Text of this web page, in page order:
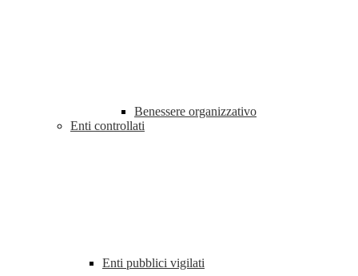
Benessere organizzativo
Enti controllati
Enti pubblici vigilati